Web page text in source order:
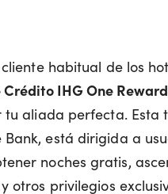
habitual de los
IHG One
tu aliada perfecta. Esta
Bank, está dirigida a
noches gratis,
otros privilegios